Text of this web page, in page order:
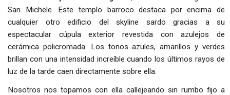
San Michele. Este templo barroco destaca por encima de
cualquier otro edificio del skyline sardo gracias a su
espectacular cúpula exterior revestida con azulejos de
cerámica policromada. Los tonos azules, amarillos y verdes
brillan con una intensidad increíble cuando los últimos rayos de
luz de la tarde caen directamente sobre ella.
Nosotros nos topamos con ella callejeando sin rumbo fijo a